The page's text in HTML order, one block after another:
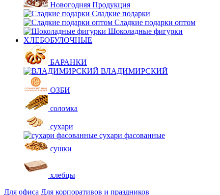
Новогодняя Продукция
Сладкие подарки
Сладкие подарки оптом
Шоколадные фигурки
ХЛЕБОБУЛОЧНЫЕ
БАРАНКИ
ВЛАДИМИРСКИЙ
ОЗБИ
соломка
сухари
сухари фасованные
сушки
хлебцы
Для офиса Для корпоративов и праздников